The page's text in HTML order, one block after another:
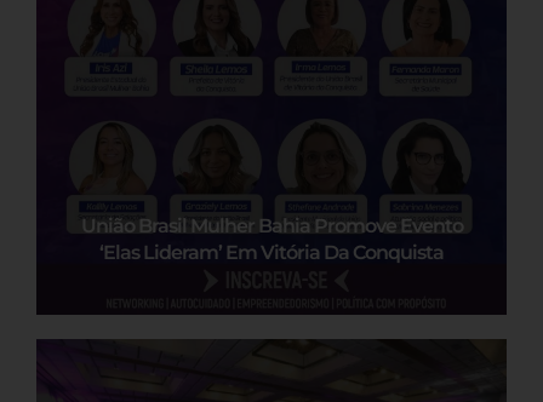
União Brasil Mulher Bahia Promove Evento
‘Elas Lideram’ Em Vitória Da Conquista